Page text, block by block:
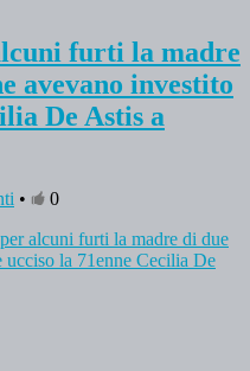
furti la madre
avevano investito
De Astis a
•
0
alcuni furti la madre di due
ucciso la 71enne Cecilia De